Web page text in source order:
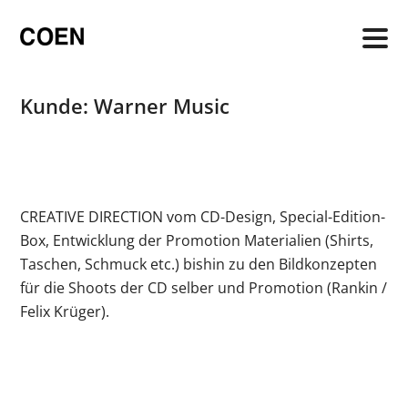
Zum
Inhalt
Zum
Inhalt
Frida Gold ‚Liebe ist meine Religion‘.
Kunde: Warner Music
CREATIVE DIRECTION vom CD-Design, Special-Edition-
Box, Entwicklung der Promotion Materialien (Shirts,
Taschen, Schmuck etc.) bishin zu den Bildkonzepten
für die Shoots der CD selber und Promotion (Rankin /
Felix Krüger).